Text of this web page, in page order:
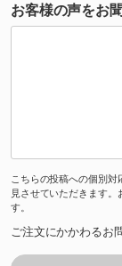
お客様の声をお
こちらの投稿への個別
見させていただきます
す。
ご注文にかかわるお